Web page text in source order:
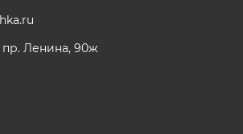
пр. Ленина, 90ж